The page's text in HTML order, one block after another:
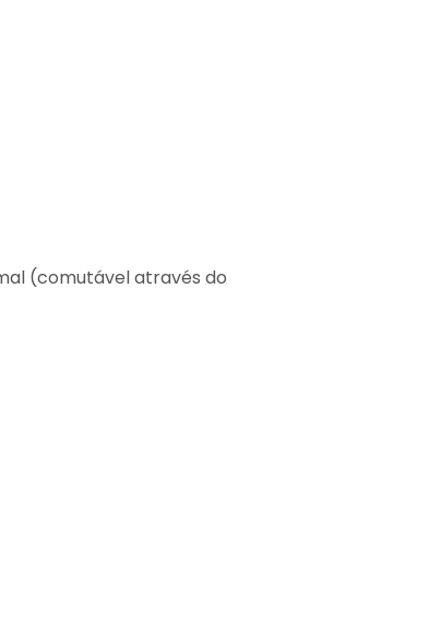
(comutável através do